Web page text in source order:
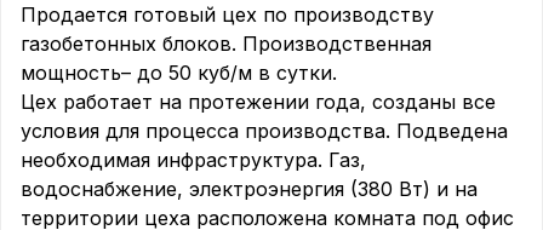
Продается готовый цех по производству
газобетонных блоков. Производственная
мощность– до 50 куб/м в сутки.
Цех работает на протежении года, созданы все
условия для процесса производства. Подведена
необходимая инфраструктура. Газ,
водоснабжение, электроэнергия (380 Вт) и на
территории цеха расположена комната под офис